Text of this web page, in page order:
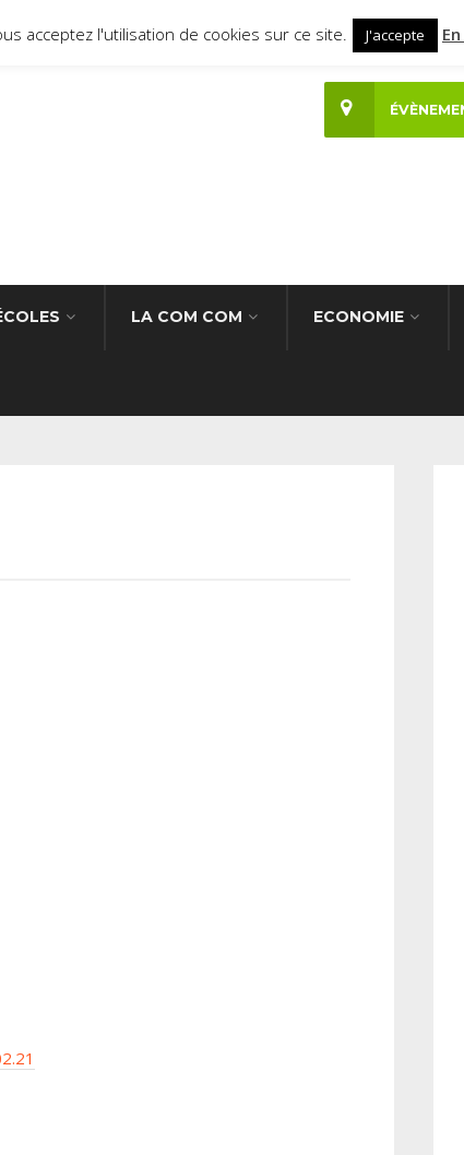
LA COM COM ECONOMIE
acceptez l'utilisation de cookies sur ce site. J'accepte